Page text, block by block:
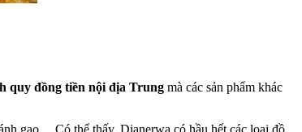
quy đồng tiền nội địa Trung mà các sản phẩm khác
gạo,... Có thể thấy, Dianerwa có hầu hết các loại đồ